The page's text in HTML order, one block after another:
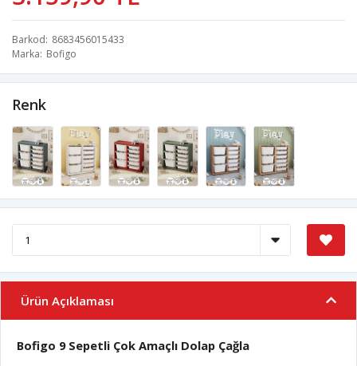
Barkod 8683456015433
Marka Bofigo
Renk
Ürün Açıklaması
Bofigo 9 Sepetli Çok Amaçlı Dolap Çağla